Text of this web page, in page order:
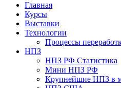
Главная
Курсы
Выставки
Технологии
Процессы
НПЗ
НПЗ РФ Статистика
Мини НПЗ РФ
Крупнейшие НПЗ в